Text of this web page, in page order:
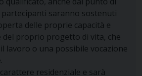
saranno sostenuti
delle proprie capacità e
del proprio progetto di vita, che
lavoro o una possibile vocazione
residenziale e sarà